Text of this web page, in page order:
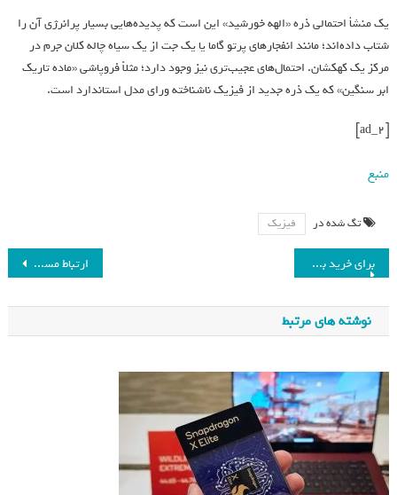
یک منشأ احتمالی ذره «الهه خورشید» این است که پدیده‌هایی بسیار پرانرژی آن را
شتاب داده‌اند؛ مانند انفجارهای پرتو گاما یا یک جت از یک سیاه چاله کلان جرم در
مرکز یک کهکشان. احتمال‌های عجیب‌تری نیز وجود دارد؛ مثلاً فروپاشی «ماده تاریک
ابر سنگین» که یک ذره جدید از فیزیک ناشناخته ورای مدل استاندارد است.
[ad_2]
منبع
تگ شده در فیزیک
ارتباط مستقیم بیماری های قلبی با سبک زندگی برای خرید بیمه مسافرتی درنگ نکنید!
نوشته های مرتبط